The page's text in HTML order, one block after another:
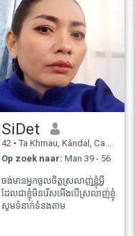
SiDet
42 • Ta Khmau, Kândal, Cambodja
Op zoek naar: Man 39 - 56
ចង់មានអ្នកចូលចិត្តស្រលាញ់ខ្ណុំអ្វី
ដែលជាខ្ញុំមិនរើសអើងបើស្រលាញ់ខ្ញុំ
សូមទំនាក់ទំនងតាម